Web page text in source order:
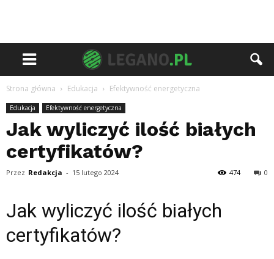
Strona główna Edukacja Efektywność energetyczna
Edukacja Efektywność energetyczna
Jak wyliczyć ilość białych
certyfikatów?
Przez Redakcja - 15 lutego 2024 0
474
Jak wyliczyć ilość białych
certyfikatów?